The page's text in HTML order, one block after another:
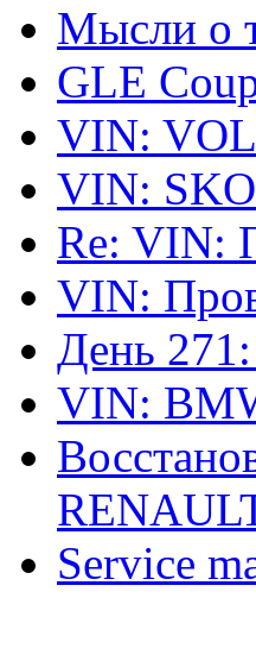
Мысли о
GLE
VIN:
VIN:
Re: VIN:
VIN:
День
VIN:
Service